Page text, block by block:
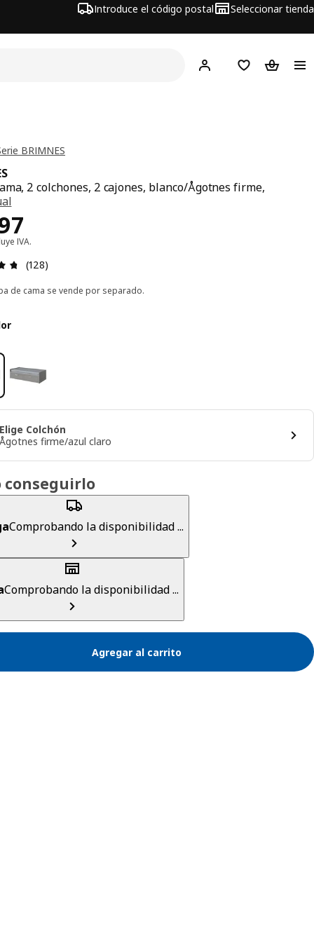
Introduce el código postal Seleccionar tienda
Hej! Inicia sesión o
Lista de la
Carrito
BRIMNES
2 colchones, 2 cajones, blanco/Ågotnes firme,
$ 9597
IVA.
Revisión: 4.7 fuera de 5 estrellas. Revisiones totales:
(128)
de cama se vende por separado.
Elige Colchón
Ågotnes firme/azul claro
conseguirlo
Comprobando la disponibilidad ...
Comprobando la disponibilidad ...
Agregar al carrito